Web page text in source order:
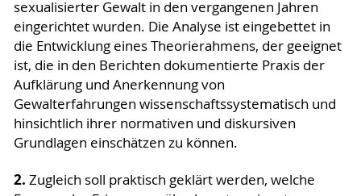
sexualisierter Gewalt in den vergangenen Jahren
eingerichtet wurden. Die Analyse ist eingebettet in
die Entwicklung eines Theorierahmens, der geeignet
ist, die in den Berichten dokumentierte Praxis der
Aufklärung und Anerkennung von
Gewalterfahrungen wissenschaftssystematisch und
hinsichtlich ihrer normativen und diskursiven
Grundlagen einschätzen zu können.
2. Zugleich soll praktisch geklärt werden, welche